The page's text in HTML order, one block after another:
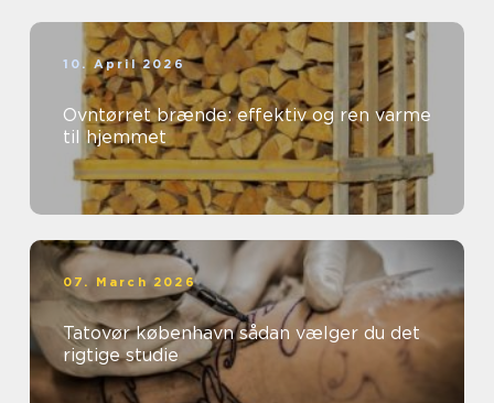
10. April 2026
Ovntørret brænde: effektiv og ren varme
til hjemmet
07. March 2026
Tatovør københavn sådan vælger du det
rigtige studie